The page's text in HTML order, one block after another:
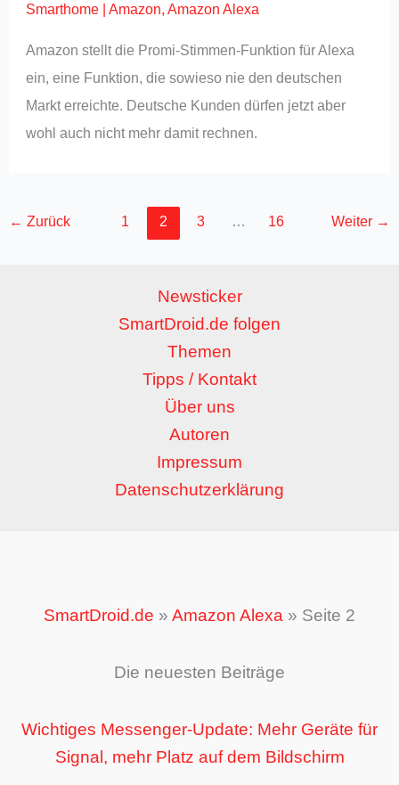
Smarthome |Amazon,Amazon Alexa
Amazon stellt die Promi-Stimmen-Funktion für Alexa
ein, eine Funktion, die sowieso nie den deutschen
Markt erreichte. Deutsche Kunden dürfen jetzt aber
wohl auch nicht mehr damit rechnen.
← Zurück 1 2 3 … 16 Weiter →
Newsticker
SmartDroid.de folgen
Themen
Tipps / Kontakt
Über uns
Autoren
Impressum
Datenschutzerklärung
SmartDroid.de » Amazon Alexa » Seite 2
Die neuesten Beiträge
Wichtiges Messenger-Update: Mehr Geräte für
Signal, mehr Platz auf dem Bildschirm